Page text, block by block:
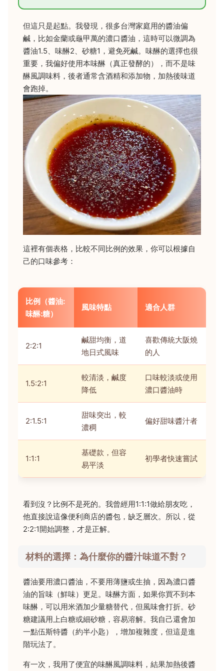
但這只是起點。我發現，很多台灣家庭用的醬油偏
鹹，比如金蘭或龜甲萬的濃口醬油，這時可以微調為
醬油1.5、味醂2、砂糖1，避免死鹹。味醂的選擇也很
重要，我偏好使用本味醂（真正發酵的），而不是味
醂風調味料，後者通常含酒精和添加物，加熱後味道
會跑掉。
這裡有個表格，比較不同比例的效果，你可以根據自
己的口味參考：
比例（醬油:
味醂:糖）
風味特點 適合人群
2:2:1
鹹甜均衡，道
地日式風味
喜歡傳統大阪燒
的人
1.5:2:1
較清淡，鹹度
降低
口味較淡或使用
濃口醬油時
2:1.5:1
甜味突出，較
濃稠
偏好甜味醬汁者
1:1:1
基礎款，但容
易平淡
初學者快速嘗試
看到沒？比例不是死的。我曾經用1:1:1做給朋友吃，
他直接說這像便利商店的醬包，缺乏層次。所以，從
2:2:1開始調整，才是正解。
材料的選擇：為什麼你的醬汁味道不對？
醬油要用濃口醬油，不要用薄鹽或生抽，因為濃口醬
油的旨味（鮮味）更足。味醂方面，如果你買不到本
味醂，可以用米酒加少量糖替代，但風味會打折。砂
糖建議用上白糖或細砂糖，容易溶解。我自己還會加
一點伍斯特醬（約半小匙），增加複雜度，但這是進
階玩法了。
有一次，我用了便宜的味醂風調味料，結果加熱後醬